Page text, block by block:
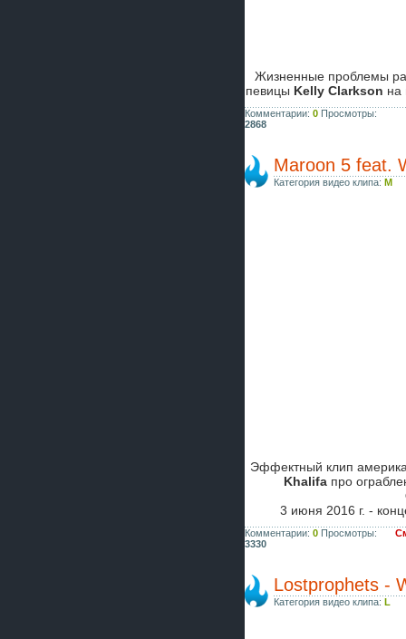
Жизненные проблемы
певицы Kelly Clarkson на
Комментарии: 0 Просмотры:
2868
Maroon 5 feat.
Категория видео клипа: M
Эффектный клип
Khalifa про
3 июня 2016 г. -
Комментарии: 0 Просмотры:
3330
Lostprophets -
Категория видео клипа: L